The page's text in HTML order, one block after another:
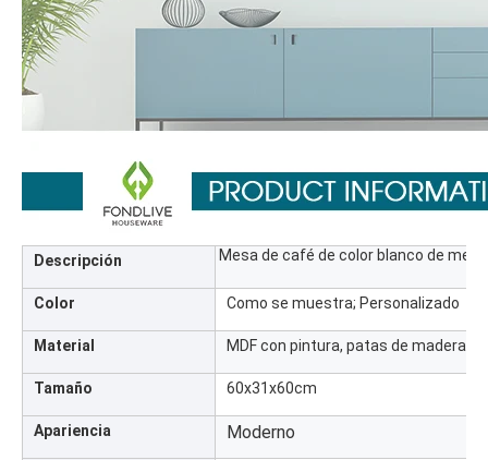
Descripción Mesa de café de color blanco de
Color Como se muestra; Personalizado
Material MDF con pintura, patas de madera
Tamaño 60x31x60cm
Apariencia Moderno